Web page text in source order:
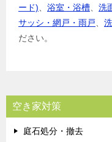
ード)、 浴室・浴槽、 洗
サッシ・網戸・雨戸、
ださい。
空き家対策
庭石処分・撤去